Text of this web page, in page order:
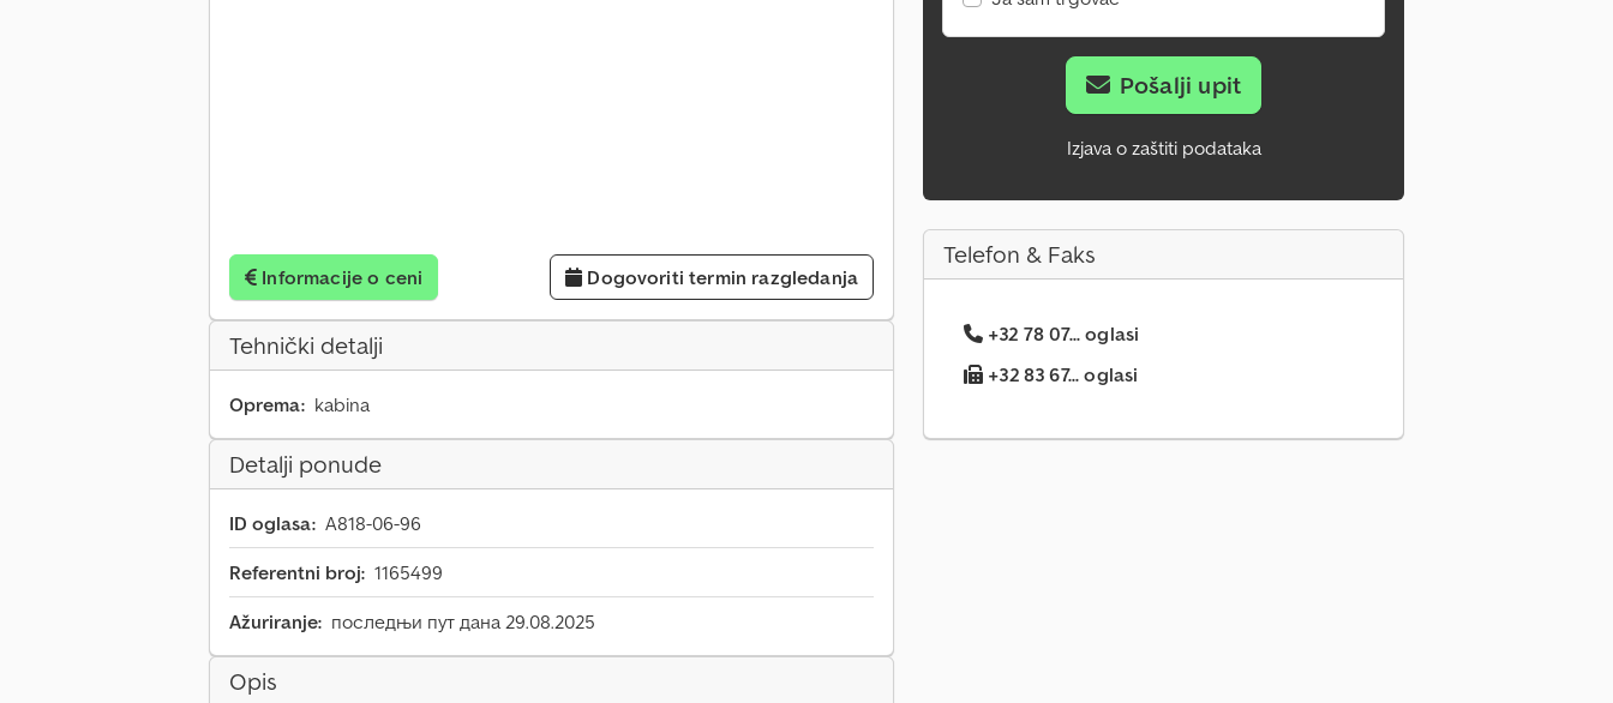
Informacije o ceni Dogovoriti termin razgledanja
Tehnički detalji
Oprema: kabina
Detalji ponude
ID oglasa: A818-06-96
Referentni broj: 1165499
Ažuriranje: последњи пут дана 29.08.2025
Opis
Pošalji upit
Izjava o zaštiti podataka
Telefon & Faks
+32 78 07... oglasi
+32 83 67... oglasi